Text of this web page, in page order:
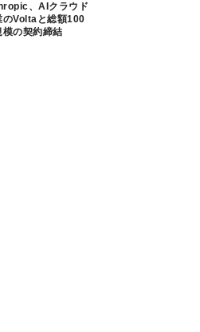
のVoltaと総額100
模の契約締結